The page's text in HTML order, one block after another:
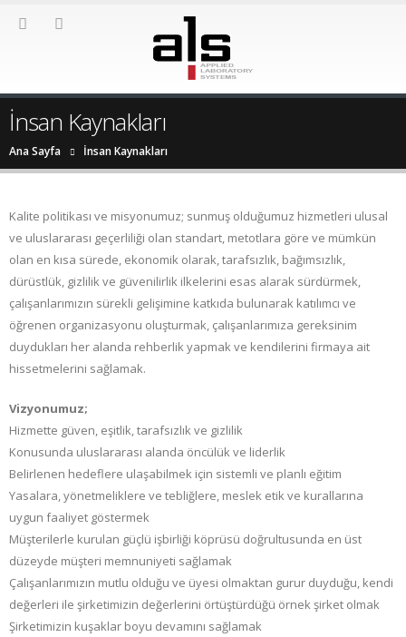
İnsan Kaynakları
Ana Sayfa İnsan Kaynakları
Kalite politikası ve misyonumuz; sunmuş olduğumuz hizmetleri ulusal
ve uluslararası geçerliliği olan standart, metotlara göre ve mümkün
olan en kısa sürede, ekonomik olarak, tarafsızlık, bağımsızlık,
dürüstlük, gizlilik ve güvenilirlik ilkelerini esas alarak sürdürmek,
çalışanlarımızın sürekli gelişimine katkıda bulunarak katılımcı ve
öğrenen organizasyonu oluşturmak, çalışanlarımıza gereksinim
duydukları her alanda rehberlik yapmak ve kendilerini firmaya ait
hissetmelerini sağlamak.
Vizyonumuz;
Hizmette güven, eşitlik, tarafsızlık ve gizlilik
Konusunda uluslararası alanda öncülük ve liderlik
Belirlenen hedeflere ulaşabilmek için sistemli ve planlı eğitim
Yasalara, yönetmeliklere ve tebliğlere, meslek etik ve kurallarına
uygun faaliyet göstermek
Müşterilerle kurulan güçlü işbirliği köprüsü doğrultusunda en üst
düzeyde müşteri memnuniyeti sağlamak
Çalışanlarımızın mutlu olduğu ve üyesi olmaktan gurur duyduğu, kendi
değerleri ile şirketimizin değerlerini örtüştürdüğü örnek şirket olmak
Şirketimizin kuşaklar boyu devamını sağlamak